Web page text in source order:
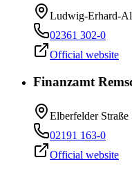
Ludwig-Erhard-
02361 302-0
Official website
Finanzamt
Elberfelder
02191 163-0
Official website